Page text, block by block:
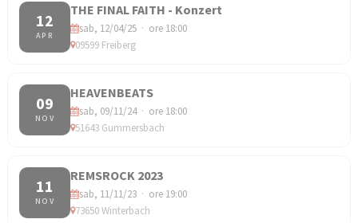
12
APR
THE FINAL FAITH - Konzert
sab, 12/04/25 · ore 18:00
09599 Freiberg
09
NOV
HEAVENBEATS
sab, 09/11/24 · ore 18:00
51643 Gummersbach
11
NOV
REMSROCK 2023
sab, 11/11/23 · ore 19:00
73650 Winterbach